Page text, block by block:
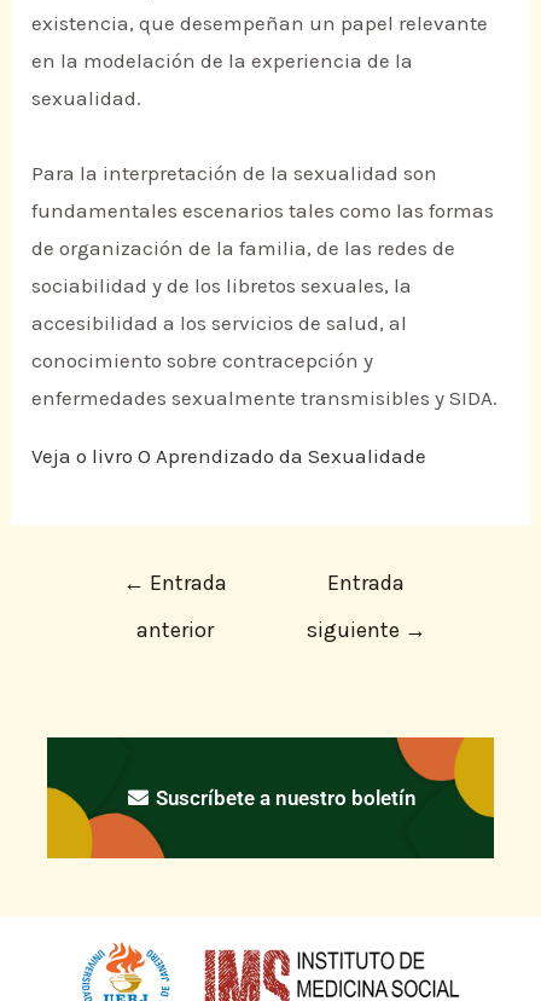
existencia, que desempeñan un papel relevante
en la modelación de la experiencia de la
sexualidad.
Para la interpretación de la sexualidad son
fundamentales escenarios tales como las formas
de organización de la familia, de las redes de
sociabilidad y de los libretos sexuales, la
accesibilidad a los servicios de salud, al
conocimiento sobre contracepción y
enfermedades sexualmente transmisibles y SIDA.
Veja o livro O Aprendizado da Sexualidade
← Entrada
anterior
Entrada
siguiente →
Suscríbete a nuestro boletín